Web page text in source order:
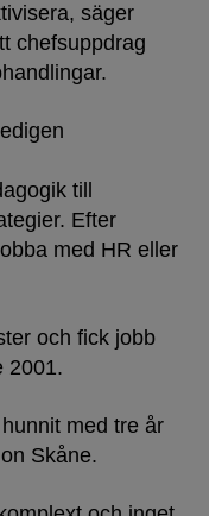
säger
chefsuppdrag
till
Efter
med HR eller
och fick jobb
2001.
med tre år
Skåne.